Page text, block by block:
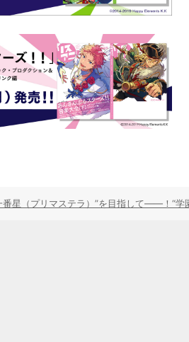
番星（プリマステラ）”を目指して――！“